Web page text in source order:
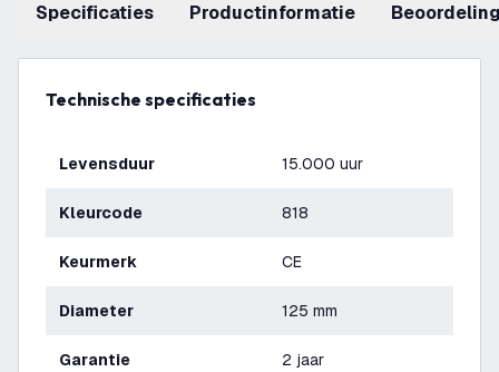
Specificaties productinformatie
Technische specificaties
Levensduur 15.000 uur
Kleurcode 818
Keurmerk CE
Diameter 125 mm
Garantie 2 jaar